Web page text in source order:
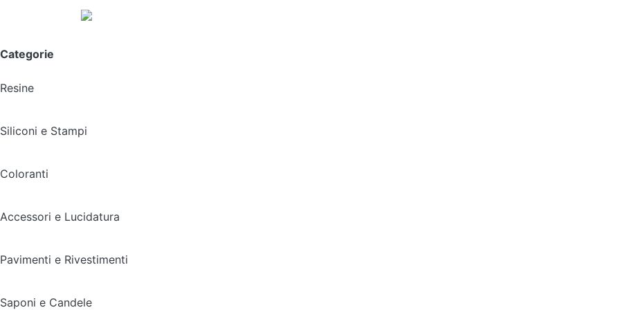
Categorie
Resine
Siliconi e Stampi
Coloranti
Accessori e Lucidatura
Pavimenti e Rivestimenti
Saponi e Candele